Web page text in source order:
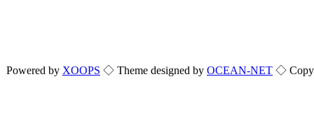
Powered by XOOPS ◇ Theme designed by OCEAN-NET ◇